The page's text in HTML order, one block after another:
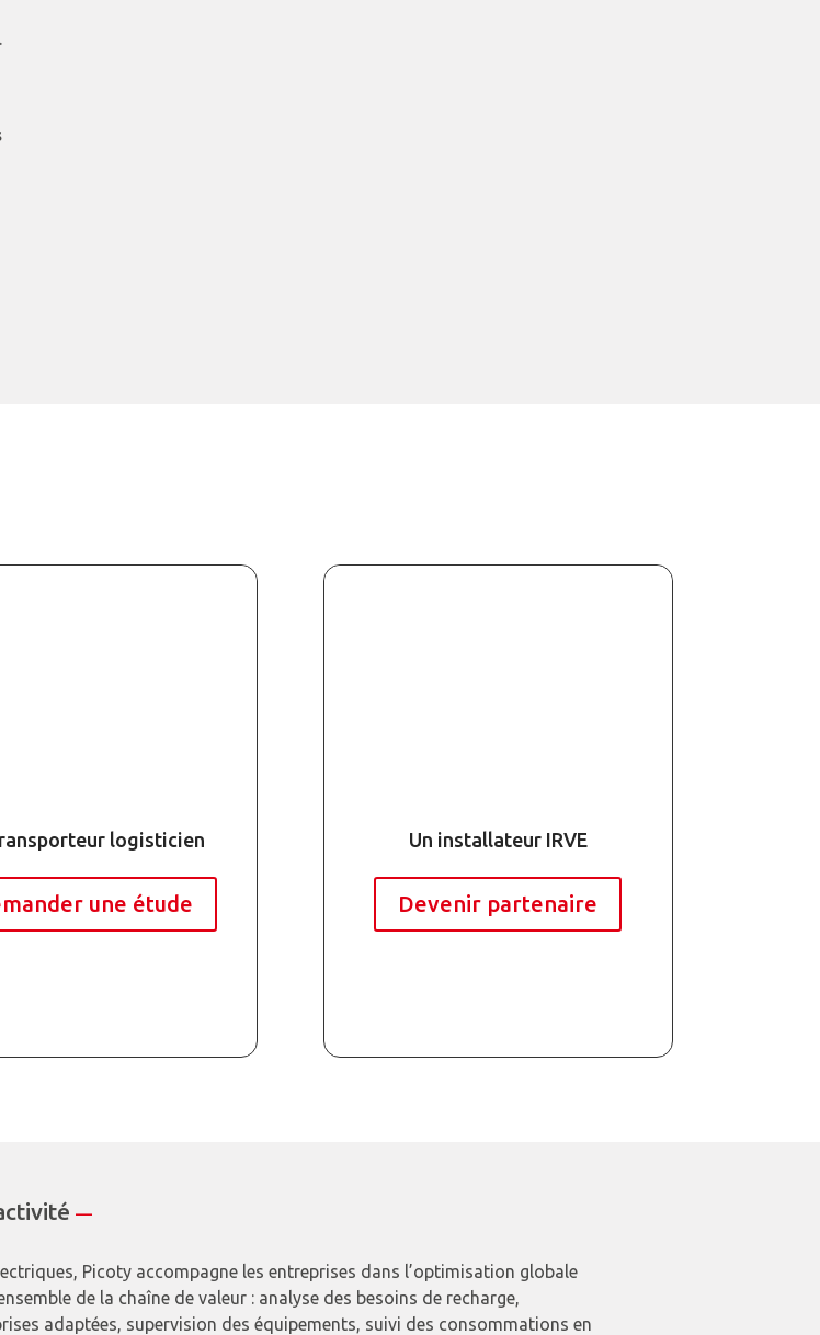
logisticien
une étude
Un installateur IRVE
Devenir partenaire
—
Picoty accompagne les entreprises dans l’optimisation globale
de la chaîne de valeur : analyse des besoins de recharge,
adaptées, supervision des équipements, suivi des consommations en